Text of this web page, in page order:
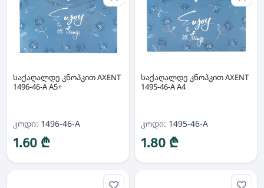
საქაღალდე კნოპკით AXENT
1496-46-A A5+
კოდი: 1496-46-A
1.60 ₾
საქაღალდე კნოპკით AXENT
1495-46-A A4
კოდი: 1495-46-A
1.80 ₾